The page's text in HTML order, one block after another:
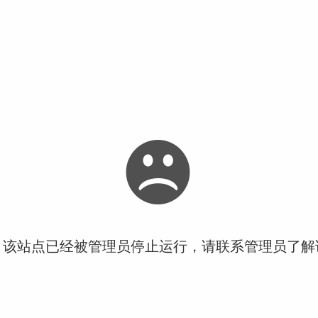
站点已经被管理员停止运行，请联系管理员了